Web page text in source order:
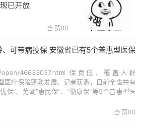
已开放
 赞(0)
可带病投保 安徽省已有5个普惠型医保
open/46633037.html 保费低、覆盖人群
疗保险蓬勃发展。记者获悉，目前全省共有
保”、芜湖“惠民保”、“徽康保”等5个普惠型医
 赞(0)